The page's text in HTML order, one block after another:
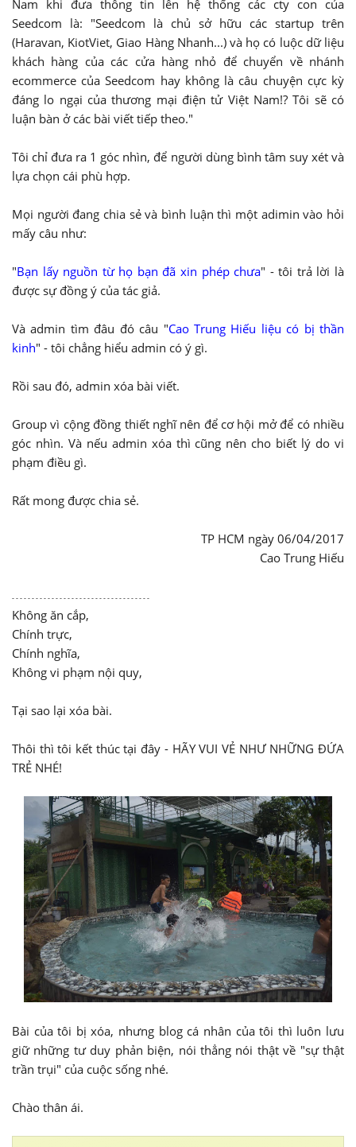
Nam khi đưa thông tin lên hệ thống các cty con của
Seedcom là: "Seedcom là chủ sở hữu các startup trên
(Haravan, KiotViet, Giao Hàng Nhanh...) và họ có luộc dữ liệu
khách hàng của các cửa hàng nhỏ để chuyển về nhánh
ecommerce của Seedcom hay không là câu chuyện cực kỳ
đáng lo ngại của thương mại điện tử Việt Nam!? Tôi sẽ có
luận bàn ở các bài viết tiếp theo."
Tôi chỉ đưa ra 1 góc nhìn, để người dùng bình tâm suy xét và
lựa chọn cái phù hợp.
Mọi người đang chia sẻ và bình luận thì một adimin vào hỏi
mấy câu như:
"Bạn lấy nguồn từ họ bạn đã xin phép chưa" - tôi trả lời là
được sự đồng ý của tác giả.
Và admin tìm đâu đó câu "Cao Trung Hiếu liệu có bị thần
kinh" - tôi chẳng hiểu admin có ý gì.
Rồi sau đó, admin xóa bài viết.
Group vì cộng đồng thiết nghĩ nên để cơ hội mở để có nhiều
góc nhìn. Và nếu admin xóa thì cũng nên cho biết lý do vi
phạm điều gì.
Rất mong được chia sẻ.
TP HCM ngày 06/04/2017
Cao Trung Hiếu
- - - - - - - - - - - - - - - - - - - - - - - - - - - - - - - - - - -
Không ăn cắp,
Chính trực,
Chính nghĩa,
Không vi phạm nội quy,
Tại sao lại xóa bài.
Thôi thì tôi kết thúc tại đây - HÃY VUI VẺ NHƯ NHỮNG ĐỨA
TRẺ NHÉ!
Bài của tôi bị xóa, nhưng blog cá nhân của tôi thì luôn lưu
giữ những tư duy phản biện, nói thẳng nói thật về "sự thật
trần trụi" của cuộc sống nhé.
Chào thân ái.